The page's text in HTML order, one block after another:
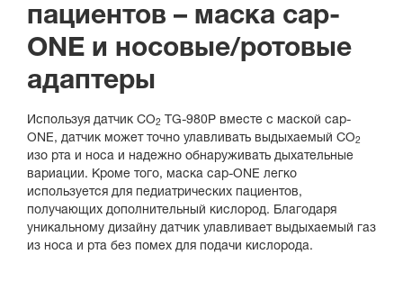
пациентов – маска cap-
ONE и носовые/ротовые
адаптеры
Используя датчик CO2 TG-980P вместе с маской cap-
ONE, датчик может точно улавливать выдыхаемый CO2
изо рта и носа и надежно обнаруживать дыхательные
вариации. Кроме того, маска cap-ONE легко
используется для педиатрических пациентов,
получающих дополнительный кислород. Благодаря
уникальному дизайну датчик улавливает выдыхаемый газ
из носа и рта без помех для подачи кислорода.